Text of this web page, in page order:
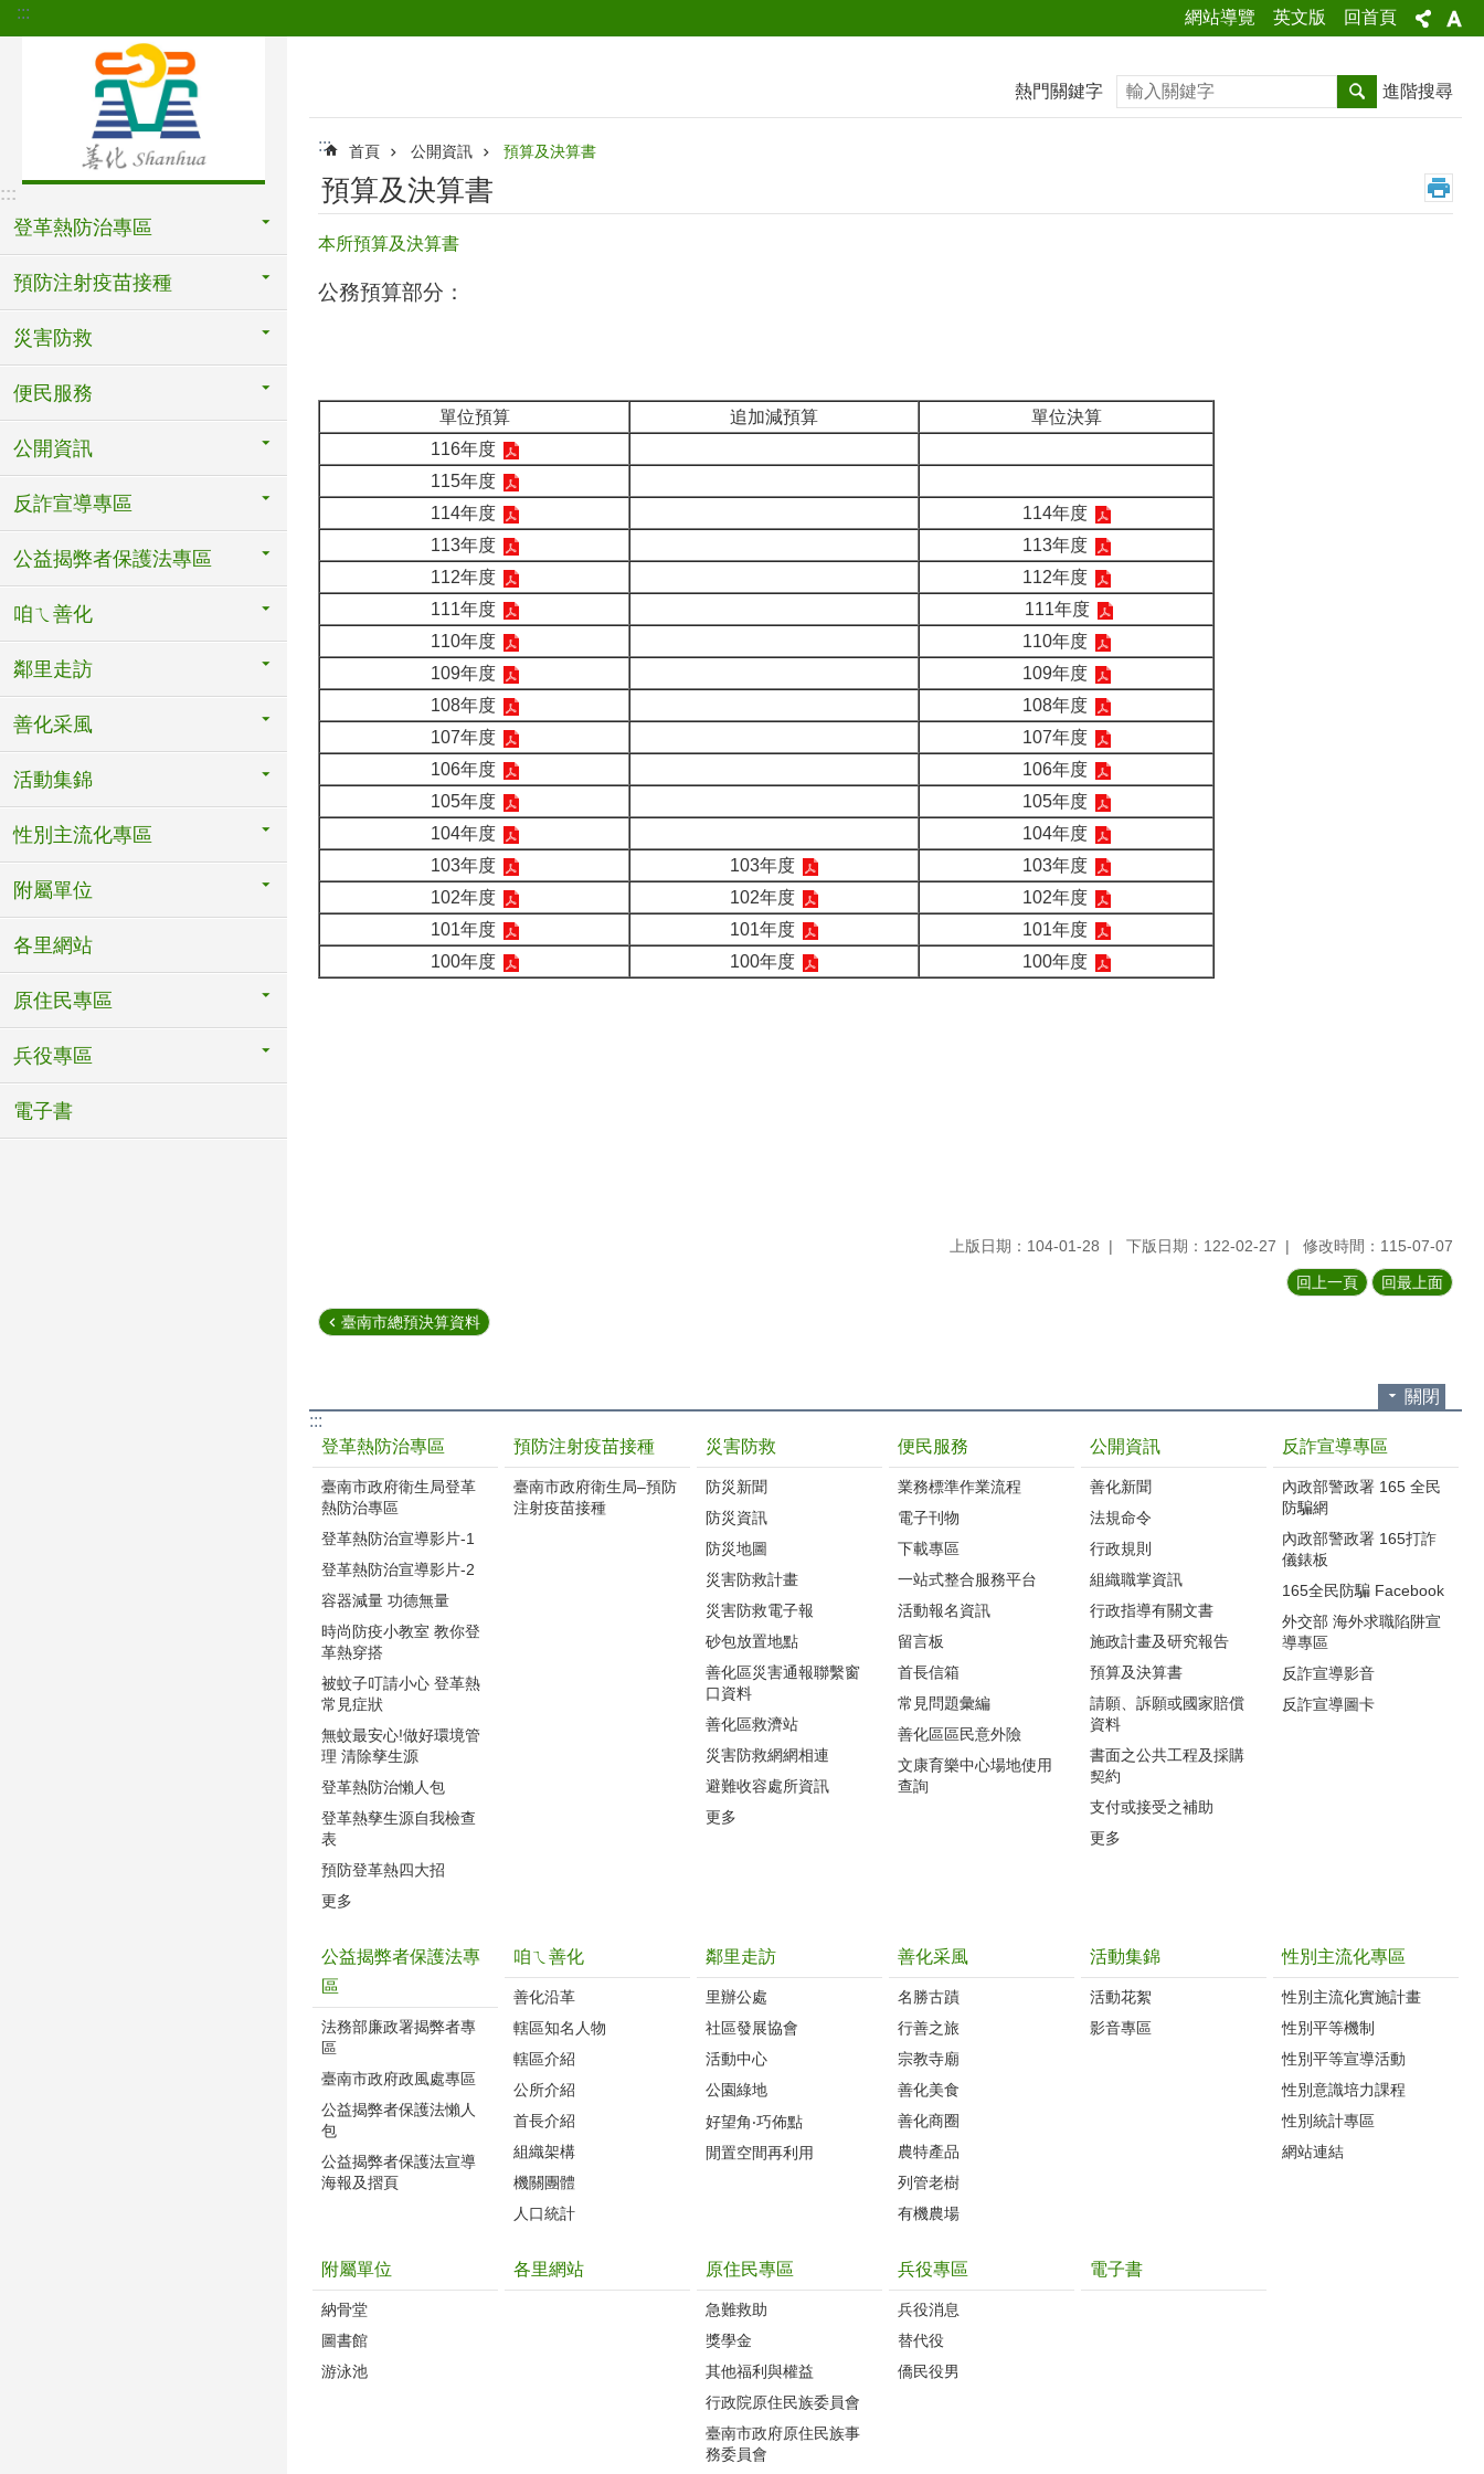
跳到主要內容區塊
::: 網站導覽 英文版 回首頁
:::
登革熱防治專區
預防注射疫苗接種
災害防救
便民服務
公開資訊
反詐宣導專區
公益揭弊者保護法專區
咱ㄟ善化
鄰里走訪
善化采風
活動集錦
性別主流化專區
附屬單位
各里網站
原住民專區
兵役專區
電子書
熱門關鍵字 搜尋 進階搜尋
::: 首頁 公開資訊 預算及決算書
預算及決算書
本所預算及決算書
公務預算部分：
單位預算 追加減預算
單位決算
116年度
115年度
114年度
114年度
113年度
113年度
112年度
112年度
111年度
111年度
110年度
110年度
109年度
109年度
108年度
108年度
107年度
107年度
106年度
106年度
105年度
105年度
104年度
104年度
103年度
103年度
103年度
102年度
102年度
102年度
101年度
101年度
101年度
100年度
100年度 100年度
上版日期：104-01-28 下版日期：122-02-27 修改時間：115-07-07
回上一頁 回最上面
臺南市總預決算資料
關閉
:::
登革熱防治專區
臺南市政府衛生局登革
熱防治專區
登革熱防治宣導影片-1
登革熱防治宣導影片-2
容器減量 功德無量
時尚防疫小教室 教你登
革熱穿搭
被蚊子叮請小心 登革熱
常見症狀
無蚊最安心!做好環境管
理 清除孳生源
登革熱防治懶人包
登革熱孳生源自我檢查
表
預防登革熱四大招
更多
預防注射疫苗接種
臺南市政府衛生局–預防
注射疫苗接種
災害防救
防災新聞
防災資訊
防災地圖
災害防救計畫
災害防救電子報
砂包放置地點
善化區災害通報聯繫窗
口資料
善化區救濟站
災害防救網網相連
避難收容處所資訊
更多
便民服務
業務標準作業流程‭
電子刊物
下載專區
一站式整合服務平台
活動報名資訊
留言板
首長信箱
常見問題彙編
善化區區民意外險
文康育樂中心場地使用
查詢
公開資訊
善化新聞
法規命令
行政規則
組織職掌資訊
行政指導有關文書
施政計畫及研究報告
預算及決算書
請願、訴願或國家賠償
資料
書面之公共工程及採購
契約
支付或接受之補助
更多
反詐宣導專區
內政部警政署 165 全民
防騙網
內政部警政署 165打詐
儀錶板
165全民防騙 Facebook
外交部 海外求職陷阱宣
導專區
反詐宣導影音
反詐宣導圖卡
公益揭弊者保護法專
區
法務部廉政署揭弊者專
區
臺南市政府政風處專區
公益揭弊者保護法懶人
包
公益揭弊者保護法宣導
海報及摺頁
咱ㄟ善化
善化沿革‭
轄區知名人物‭
轄區介紹
公所介紹
首長介紹
組織架構
機關團體
人口統計
鄰里走訪
里辦公處‭ ‭
社區發展協會‭
活動中心
公園綠地
好望角‧巧佈點
閒置空間再利用
善化采風
名勝古蹟
行善之旅
宗教寺廟
善化美食
善化商圈
農特產品
列管老樹
有機農場
活動集錦
活動花絮
影音專區
性別主流化專區
性別主流化實施計畫
性別平等機制
性別平等宣導活動
性別意識培力課程
性別統計專區
網站連結
附屬單位
納骨堂
圖書館
游泳池
各里網站 原住民專區
急難救助
獎學金
其他福利與權益
行政院原住民族委員會
臺南市政府原住民族事
務委員會
兵役專區
兵役消息
替代役
僑民役男
電子書